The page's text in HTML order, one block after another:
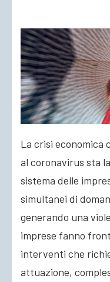
La crisi economica
al coronavirus sta
sistema delle
simultanei di
generando una
imprese fanno
interventi che
attuazione,